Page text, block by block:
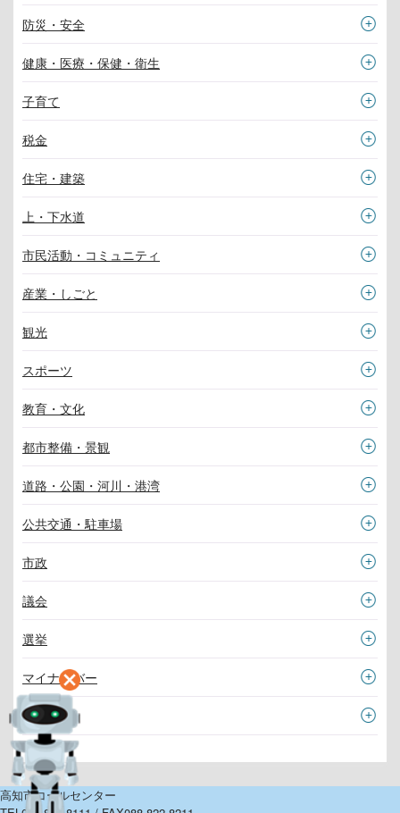
防災・安全
健康・医療・保健・衛生
子育て
税金
住宅・建築
上・下水道
市民活動・コミュニティ
産業・しごと
観光
スポーツ
教育・文化
都市整備・景観
道路・公園・河川・港湾
公共交通・駐車場
市政
議会
選挙
マイナンバー
その他
高知市コールセンター